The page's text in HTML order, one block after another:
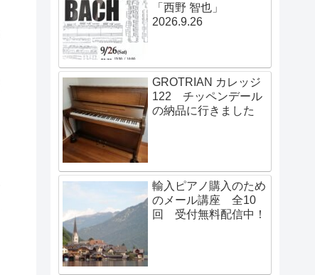
「西野 智也」
2026.9.26
GROTRIAN カレッジ
122 チッペンデール
の納品に行きました
輸入ピアノ購入のため
のメール講座 全10
回 受付無料配信中！